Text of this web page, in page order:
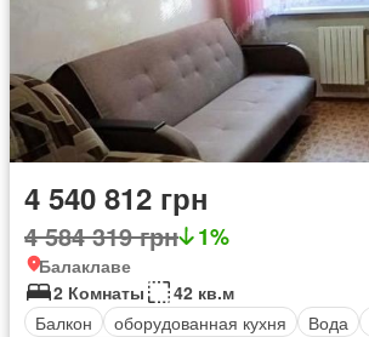
4 540 812 грн
4 584 319 грн 1%
Балаклаве
2 Комнаты
42 кв.м
Балкон
оборудованная кухня Вода